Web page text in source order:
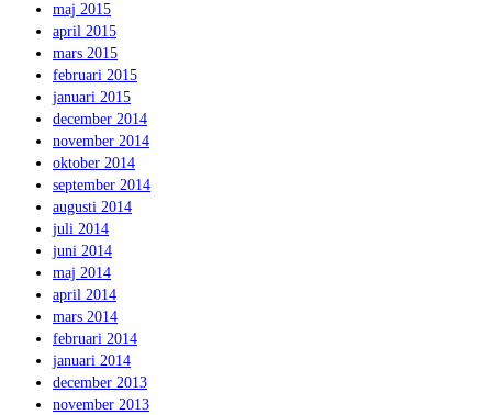
maj 2015
april 2015
mars 2015
februari 2015
januari 2015
december 2014
november 2014
oktober 2014
september 2014
augusti 2014
juli 2014
juni 2014
maj 2014
april 2014
mars 2014
februari 2014
januari 2014
december 2013
november 2013